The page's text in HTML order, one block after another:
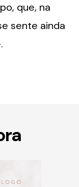
que, na
sente ainda